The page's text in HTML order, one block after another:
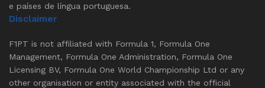
e países de língua portuguesa.
Disclaimer
F1PT is not affiliated with Formula 1, Formula One
Management, Formula One Administration, Formula One
Licensing BV, Formula One World Championship Ltd or any
other organisation or entity associated with the official